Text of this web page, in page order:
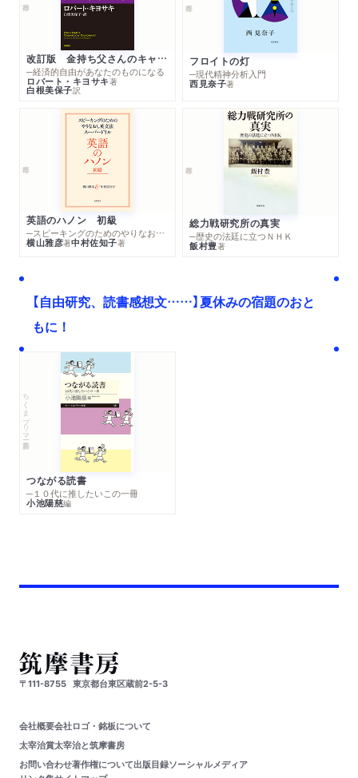
改訂版 金持ち父さんのキャッシュフロー・クワドラント
─経済的自由があなたのものになる
ロバート・キヨサキ著
白根美保子訳
フロイトの灯
─現代精神分析入門
西見奈子著
英語のハノン 初級
─スピーキングのためのやりなおし英文法スーパードリル
横山雅彦著中村佐知子著
総力戦研究所の真実
─歴史の法廷に立つＮＨＫ
飯村豊著
【自由研究、読書感想文……】夏休みの宿題のおと
もに！
ちくまプリマー新書
つながる読書
─１０代に推したいこの一冊
小池陽慈編
〒111-8755 東京都台東区蔵前2-5-3
会社概要会社ロゴ・銘板について
太宰治賞太宰治と筑摩書房
お問い合わせ著作権について出版目録ソーシャルメディア